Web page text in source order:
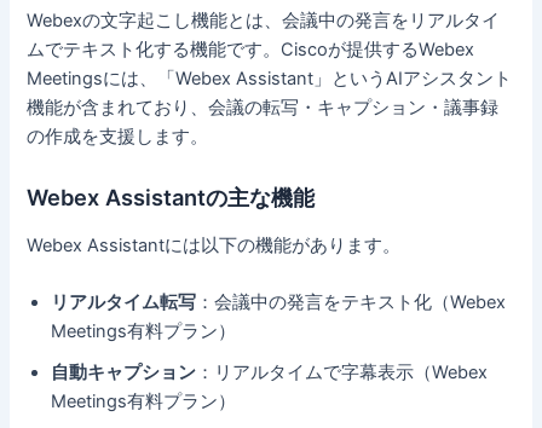
Webexの文字起こし機能とは、会議中の発言をリアルタイ
ムでテキスト化する機能です。Ciscoが提供するWebex
Meetingsには、「Webex Assistant」というAIアシスタント
機能が含まれており、会議の転写・キャプション・議事録
の作成を支援します。
Webex Assistantの主な機能
Webex Assistantには以下の機能があります。
リアルタイム転写 ：会議中の発言をテキスト化（Webex
Meetings有料プラン）
自動キャプション ：リアルタイムで字幕表示（Webex
Meetings有料プラン）